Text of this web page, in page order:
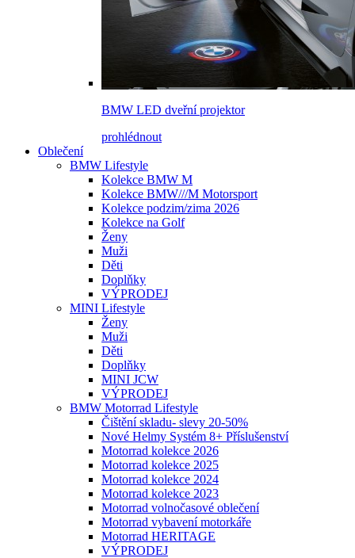
BMW LED dveřní projektor
prohlédnout
Oblečení
BMW Lifestyle
Kolekce BMW M
Kolekce BMW///M Motorsport
Kolekce podzim/zima 2026
Kolekce na Golf
Ženy
Muži
Děti
Doplňky
VÝPRODEJ
MINI Lifestyle
Ženy
Muži
Děti
Doplňky
MINI JCW
VÝPRODEJ
BMW Motorrad Lifestyle
Čištění skladu- slevy 20-50%
Nové Helmy Systém 8+ Příslušenství
Motorrad kolekce 2026
Motorrad kolekce 2025
Motorrad kolekce 2024
Motorrad kolekce 2023
Motorrad volnočasové oblečení
Motorrad vybavení motorkáře
Motorrad HERITAGE
VÝPRODEJ